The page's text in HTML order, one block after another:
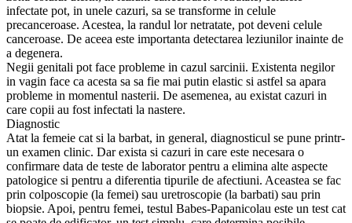
infectate pot, in unele cazuri, sa se transforme in celule
precanceroase. Acestea, la randul lor netratate, pot deveni celule
canceroase. De aceea este importanta detectarea leziunilor inainte de
a degenera.
Negii genitali pot face probleme in cazul sarcinii. Existenta negilor
in vagin face ca acesta sa sa fie mai putin elastic si astfel sa apara
probleme in momentul nasterii. De asemenea, au existat cazuri in
care copii au fost infectati la nastere.
Diagnostic
Atat la femeie cat si la barbat, in general, diagnosticul se pune printr-
un examen clinic. Dar exista si cazuri in care este necesara o
confirmare data de teste de laborator pentru a elimina alte aspecte
patologice si pentru a diferentia tipurile de afectiuni. Aceastea se fac
prin colposcopie (la femei) sau uretroscopie (la barbati) sau prin
biopsie. Apoi, pentru femei, testul Babes-Papanicolau este un test cat